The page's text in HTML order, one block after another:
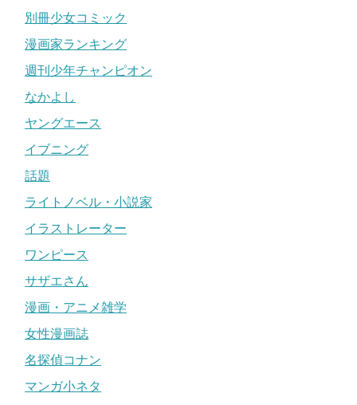
別冊少女コミック
漫画家ランキング
週刊少年チャンピオン
なかよし
ヤングエース
イブニング
話題
ライトノベル・小説家
イラストレーター
ワンピース
サザエさん
漫画・アニメ雑学
女性漫画誌
名探偵コナン
マンガ小ネタ